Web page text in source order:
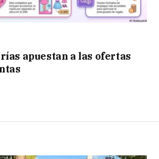
apuestan a las ofertas